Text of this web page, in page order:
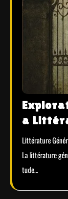
a
Littérature
La littérature
tude…